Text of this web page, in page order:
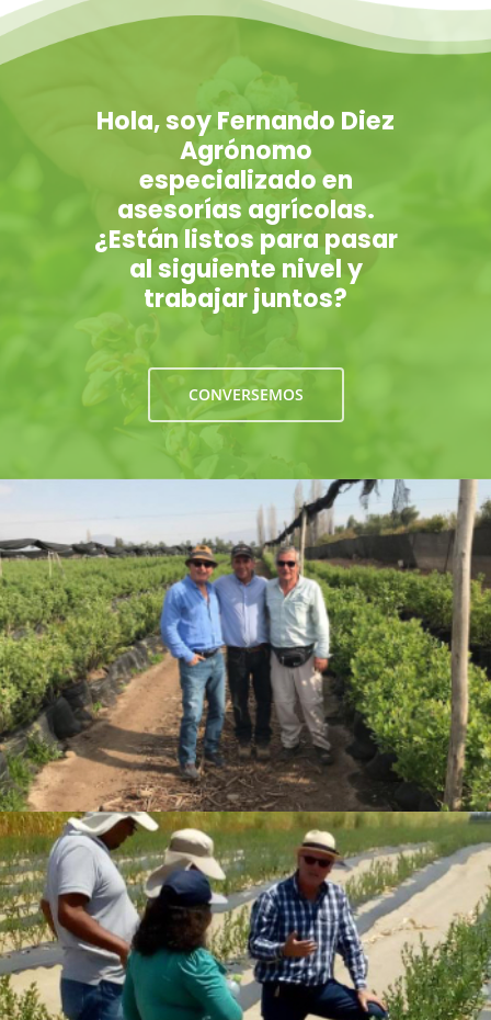
Hola, soy Fernando Diez
Agrónomo
especializado en
asesorías agrícolas.
¿Están listos para pasar
al siguiente nivel y
trabajar juntos?
CONVERSEMOS